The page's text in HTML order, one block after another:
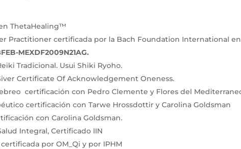
ThetaHealing™
Practitioner certificada por la Bach Foundation International
MEXDF2009N21AG.
Tradicional. Usui Shiki Ryoho.
Certificate Of Acknowledgement Oneness.
certificación con Pedro Clemente y Flores del
certificación con Tarwe Hrossdottir y Carolina Goldsman
con Carolina Goldsman.
Integral, Certificado IIN
por OM_Qi y por IPHM